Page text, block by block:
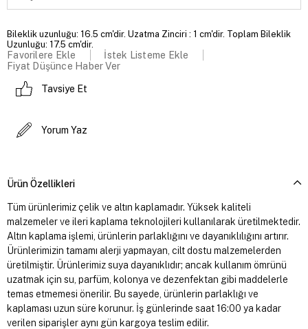
Bileklik uzunluğu: 16.5 cm'dir. Uzatma Zinciri : 1 cm'dir. Toplam Bileklik
Uzunluğu: 17.5 cm'dir.
Favorilere Ekle
İstek Listeme Ekle
Fiyat Düşünce Haber Ver
Tavsiye Et
Yorum Yaz
Ürün Özellikleri
Tüm ürünlerimiz çelik ve altın kaplamadır. Yüksek kaliteli
malzemeler ve ileri kaplama teknolojileri kullanılarak üretilmektedir.
Altın kaplama işlemi, ürünlerin parlaklığını ve dayanıklılığını artırır.
Ürünlerimizin tamamı alerji yapmayan, cilt dostu malzemelerden
üretilmiştir. Ürünlerimiz suya dayanıklıdır; ancak kullanım ömrünü
uzatmak için su, parfüm, kolonya ve dezenfektan gibi maddelerle
temas etmemesi önerilir. Bu sayede, ürünlerin parlaklığı ve
kaplaması uzun süre korunur. İş günlerinde saat 16:00 ya kadar
verilen siparişler aynı gün kargoya teslim edilir.